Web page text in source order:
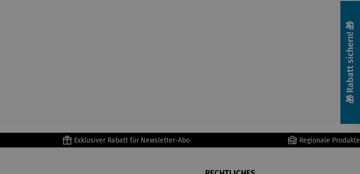
Exklusiver Rabatt für Newsletter-Abo Regionale Produkte
🎁 Rabatt sichern! 🎁